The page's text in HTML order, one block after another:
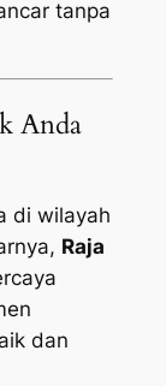
tanpa
Anda
di wilayah
Raja
dan